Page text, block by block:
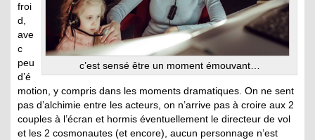
c’est sensé être un moment émouvant…
froi
d,
ave
c
peu
d’é
motion, y compris dans les moments dramatiques. On ne sent
pas d’alchimie entre les acteurs, on n’arrive pas à croire aux 2
couples à l’écran et hormis éventuellement le directeur de vol
et les 2 cosmonautes (et encore), aucun personnage n’est